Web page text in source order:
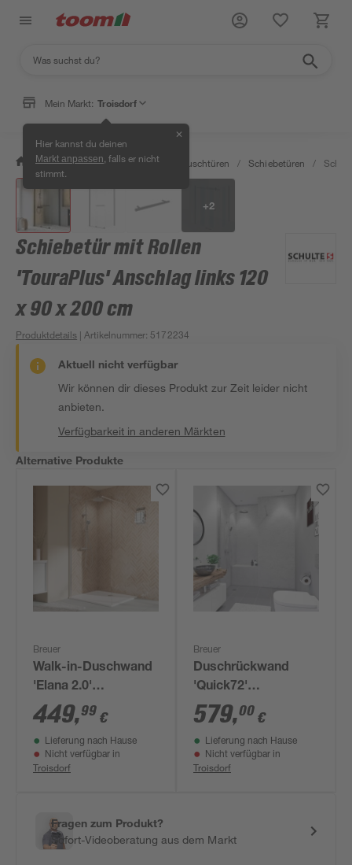
Mein Markt: Troisdorf
Hier kannst du deinen
Markt anpassen , falls er nicht
stimmt.
✕
/ Bad & Sanitär / Duschen Duschtüren / Schiebetüren /
+2
Schiebetür mit Rollen
'TouraPlus' Anschlag links 120
x 90 x 200 cm
Produktdetails | Artikelnummer: 5172234
Aktuell nicht verfügbar
Wir können dir dieses Produkt zur Zeit leider nicht
anbieten.
Verfügbarkeit in anderen Märkten
Alternative Produkte
Breuer
Walk-in-Duschwand
'Elana 2.0'
chromfarben 100 x
200 cm
449,99 €
Lieferung nach Hause
Nicht verfügbar in
Troisdorf
Breuer
Duschrückwand
'Quick72'
Marmoroptik grau
150 x 255 cm
579,00 €
Lieferung nach Hause
Nicht verfügbar in
Troisdorf
Fragen zum Produkt?
Sofort-Videoberatung aus dem Markt